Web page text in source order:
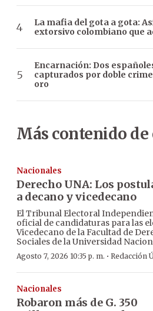
La mafia del gota a gota:
extorsivo colombiano que
Encarnación: Dos
capturados por doble
oro
Más contenido de
Nacionales
Derecho UNA: Los
a decano y vicedecano
El Tribunal Electoral
oficial de candidaturas para las
Vicedecano de la Facultad de
Sociales de la Universidad
Agosto 7, 2026 10:35 p. m. · Redacción
Nacionales
Robaron más de G. 350